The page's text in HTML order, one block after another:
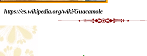
https://es.wikipedia.org/wiki/Guacamole